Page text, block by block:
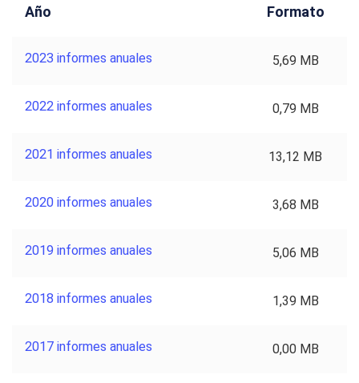
Año Formato
2023 informes anuales 5,69 MB
2022 informes anuales 0,79 MB
2021 informes anuales 13,12 MB
2020 informes anuales 3,68 MB
2019 informes anuales 5,06 MB
2018 informes anuales 1,39 MB
2017 informes anuales 0,00 MB